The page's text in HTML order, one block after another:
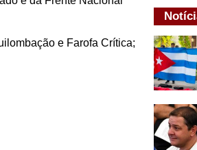
e Farofa Crítica;